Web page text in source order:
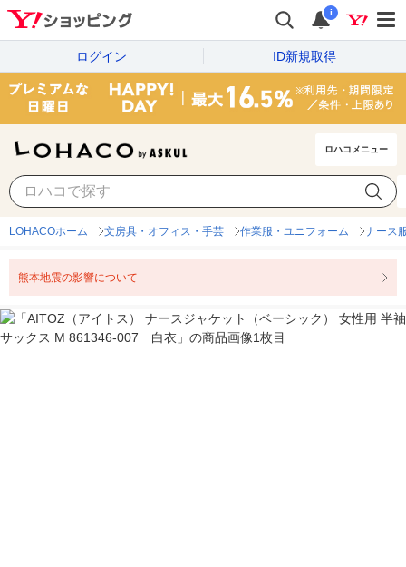
i
ログイン ID新規取得
ロハコメニュー
LOHACOホーム 文房具・オフィス・手芸 作業服・ユニフォーム ナース
熊本地震の影響について